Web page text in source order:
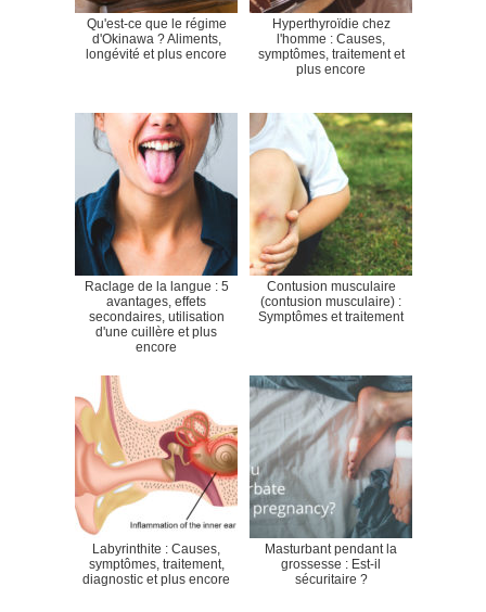
Qu'est-ce que le régime
d'Okinawa ? Aliments,
longévité et plus encore
Hyperthyroïdie chez
l'homme : Causes,
symptômes, traitement et
plus encore
Raclage de la langue : 5
avantages, effets
secondaires, utilisation
d'une cuillère et plus
encore
Contusion musculaire
(contusion musculaire) :
Symptômes et traitement
Labyrinthite : Causes,
symptômes, traitement,
diagnostic et plus encore
Masturbant pendant la
grossesse : Est-il
sécuritaire ?